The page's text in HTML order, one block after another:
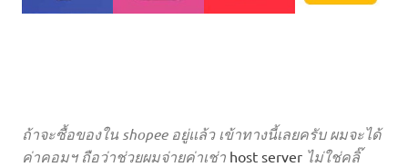
ถ้าจะซื้อของใน shopee อยู่แล้ว เข้าทางนี้เลยครับ ผมจะได้
ค่าคอมฯ ถือว่าช่วยผมจ่ายค่าเช่า host server ไม่ใช่คลิ๊